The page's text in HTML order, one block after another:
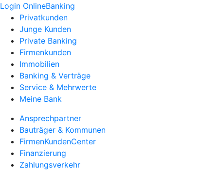
Login OnlineBanking
Privatkunden
Junge Kunden
Private Banking
Firmenkunden
Immobilien
Banking & Verträge
Service & Mehrwerte
Meine Bank
Ansprechpartner
Bauträger & Kommunen
FirmenKundenCenter
Finanzierung
Zahlungsverkehr